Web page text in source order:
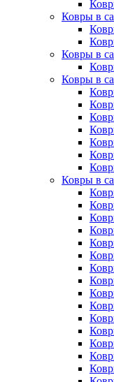
Ковры в
Ковры в
Ковры в
Ковры в